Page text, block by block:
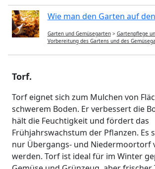
Wie man den Garten auf
Garten und Gemüsegarten > Gartenpflege
Vorbereitung des Gartens und des
Torf.
Torf eignet sich zum Mulchen von
schwerem Boden. Er verbessert die
hält die Feuchtigkeit und fördert das
Frühjahrswachstum der Pflanzen. Es
nur Übergangs- und Niedermoortorf
werden. Torf ist ideal für im Winter